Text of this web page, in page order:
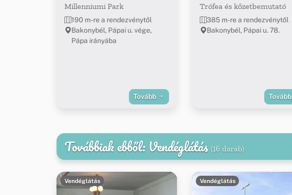
Millenniumi Park
190 m-re a rendezvénytől
Bakonybél, Pápai u. vége,
Pápa irányába
Tovább
Trófea és kőzetbemutató
385 m-re a rendezvénytől
Bakonybél, Pápai u. 78.
Tovább
Továbbiak ebből: Vendéglátás (16 darab)
Vendéglátás Vendéglátás